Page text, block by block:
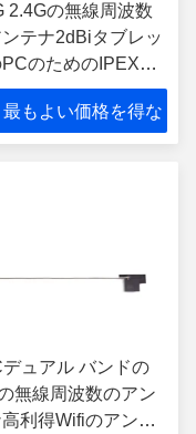
2.4Gの無線周波数
テナ2dBiタブレッ
PCのためのIPEXの
ターをピーク ゲイ
最もよい価格を得な
デュアル バンドの
無線周波数のアン
利得Wifiのアンテ